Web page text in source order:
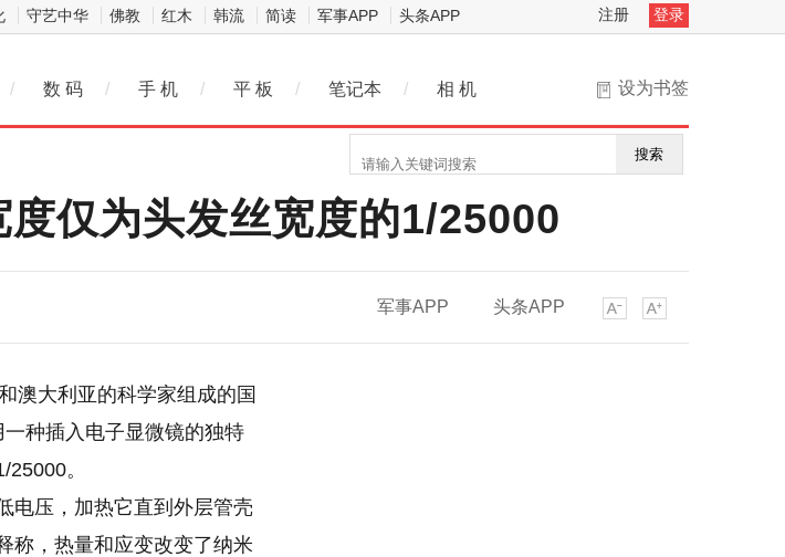
守艺中华 佛教 红木 韩流 简读 军事APP 头条APP 注册 登录
设为书签
/ 数 码 / 手 机 / 平 板 / 笔记本 / 相 机
搜索
仅为头发丝宽度的1/25000
军事APP 头条APP
澳大利亚的科学家组成的国
种插入电子显微镜的独特
。
电压，加热它直到外层管壳
称，热量和应变改变了纳米